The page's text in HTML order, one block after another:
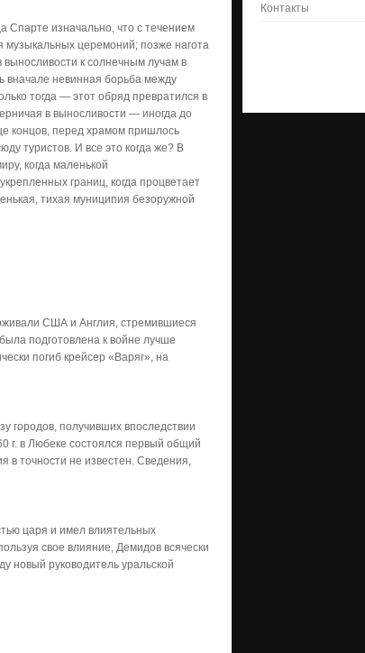
Спарте изначально, что с течением
музыкальных церемоний; позже нагота
к солнечным лучам в
невинная борьба между
тогда — этот обряд превратился в
в выносливости — иногда до
концов, перед храмом пришлось
туристов. И все это когда же? В
когда маленькой
границ, когда процветает
тихая муниципия безоружной
США и Англия, стремившиеся
подготовлена к войне лучше
погиб крейсер «Варяг», на
городов, получивших впоследствии
г. в Любеке состоялся первый общий
в точности не известен. Сведения,
царя и имел влиятельных
свое влияние, Демидов всячески
новый руководитель уральской
Контакты